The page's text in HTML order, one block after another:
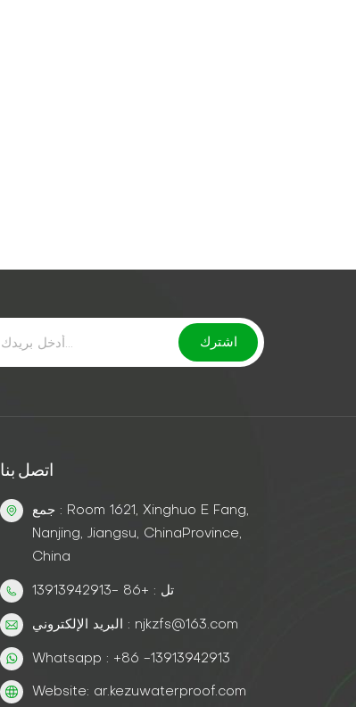
اتصل بنا
جمع : Room 1621, Xinghuo E Fang,
Nanjing, Jiangsu, ChinaProvince,
China
تل : +86 -13913942913
البريد الإلكتروني : njkzfs@163.com
Whatsapp : +86 -13913942913
Website: ar.kezuwaterproof.com